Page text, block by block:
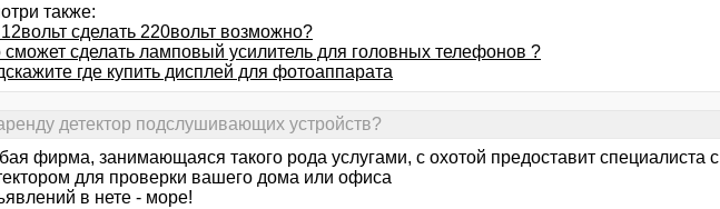
также:
сделать 220вольт возможно?
сможет сделать ламповый усилитель для головных телефонов ?
где купить дисплей для фотоаппарата
детектор подслушивающих устройств?
фирма, занимающаяся такого рода услугами, с охотой предоставит специалиста с
для проверки вашего дома или офиса
в нете - море!